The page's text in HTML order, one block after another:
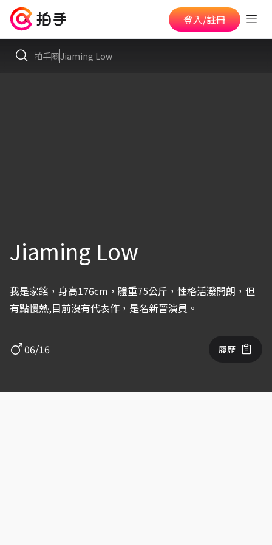
登入/註冊
拍手圈Jiaming Low
Jiaming Low
我是家銘，身高176cm，體重75公斤，性格活潑開朗，但
有點慢熱,目前沒有代表作，是名新晉演員。
06/16 履歷